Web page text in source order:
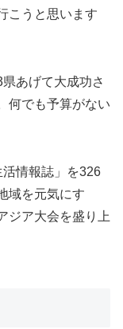
こうと思います
あげて大成功さ
何でも予算がない
情報誌」を326
域を元気にす
ジア大会を盛り上